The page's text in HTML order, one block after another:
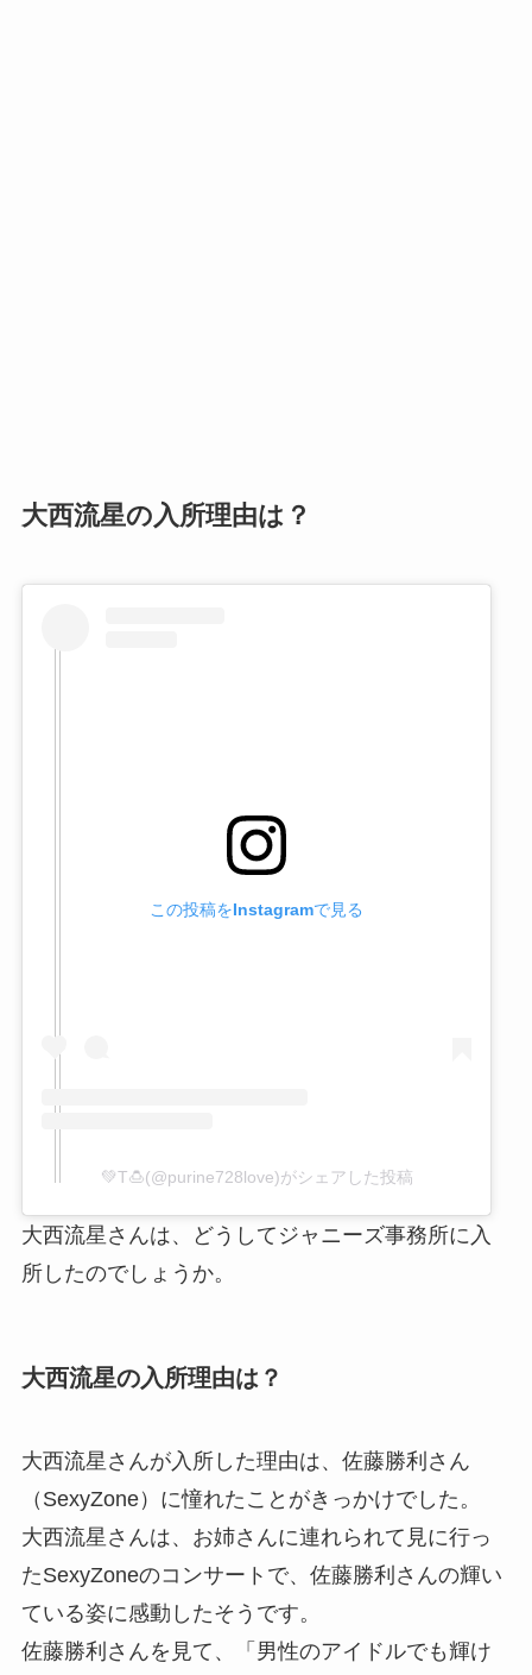
大西流星の入所理由は？
この投稿をInstagramで見る
💚T🍮(@purine728love)がシェアした投稿
大西流星さんは、どうしてジャニーズ事務所に入
所したのでしょうか。
大西流星の入所理由は？
大西流星さんが入所した理由は、佐藤勝利さん
（SexyZone）に憧れたことがきっかけでした。
大西流星さんは、お姉さんに連れられて見に行っ
たSexyZoneのコンサートで、佐藤勝利さんの輝い
ている姿に感動したそうです。
佐藤勝利さんを見て、「男性のアイドルでも輝け